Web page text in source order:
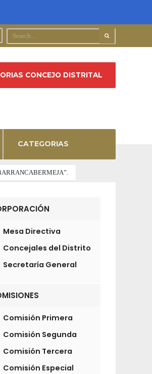
CATEGORIAS
CONCEJO DISTRITAL
Mesa Directiva
Concejales del Distrito
Secretaría General
Comisión Primera
Comisión Segunda
Comisión Tercera
Comisión Especial